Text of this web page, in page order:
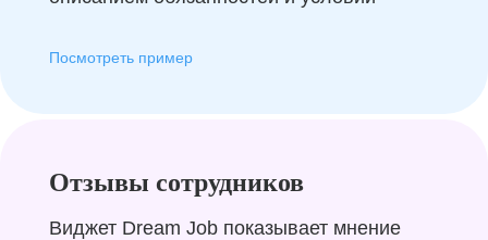
Посмотреть пример
Отзывы сотрудников
Виджет Dream Job показывает мнение